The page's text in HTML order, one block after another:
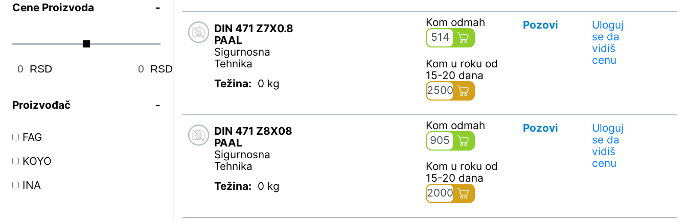
Cene Proizvoda
RSD RSD
Proizvođač
FAG
KOYO
INA
DIN 471 Z7X0.8
PAAL
Sigurnosna
Tehnika
Težina: 0 kg
Kom odmah
514
Kom u roku od
15-20 dana
2500
Pozovi
Uloguj
se da
vidiš
cenu
DIN 471 Z8X08
PAAL
Sigurnosna
Tehnika
Težina: 0 kg
Kom odmah
905
Kom u roku od
15-20 dana
2000
Pozovi
Uloguj
se da
vidiš
cenu